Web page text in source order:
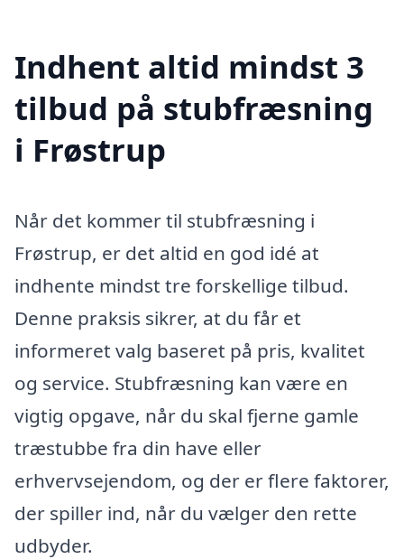
Indhent altid mindst 3
tilbud på stubfræsning
i Frøstrup
Når det kommer til stubfræsning i
Frøstrup, er det altid en god idé at
indhente mindst tre forskellige tilbud.
Denne praksis sikrer, at du får et
informeret valg baseret på pris, kvalitet
og service. Stubfræsning kan være en
vigtig opgave, når du skal fjerne gamle
træstubbe fra din have eller
erhvervsejendom, og der er flere faktorer,
der spiller ind, når du vælger den rette
udbyder.